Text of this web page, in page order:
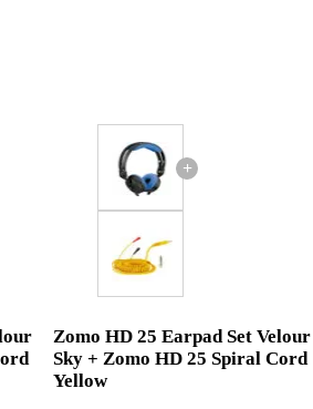
+
Zomo HD 25 Earpad Set Velour
Sky + Zomo HD 25 Spiral Cord
Yellow